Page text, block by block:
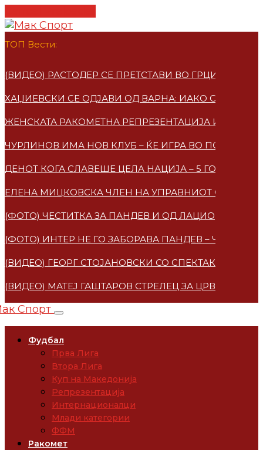
ТОП Вести:
(ВИДЕО) РАСТОДЕР СЕ ПРЕТСТАВИ ВО ГРЦИЈА –
ХАЏИЕВСКИ СЕ ОДЈАВИ ОД ВАРНА: ИАКО СУМ
ЖЕНСКАТА РАКОМЕТНА РЕПРЕЗЕНТАЦИЈА ИМАА
ЧУРЛИНОВ ИМА НОВ КЛУБ – ЌЕ ИГРА ВО ПОЛСКА
ДЕНОТ КОГА СЛАВЕШЕ ЦЕЛА НАЦИЈА – 5 ГОДИНИ
ЕЛЕНА МИЦКОВСКA ЧЛЕН НА УПРАВНИОТ ОДБОР
(ФОТО) ЧЕСТИТКА ЗА ПАНДЕВ И ОД ЛАЦИО
(ФОТО) ИНТЕР НЕ ГО ЗАБОРАВА ПАНДЕВ –
(ВИДЕО) ГЕОРГ СТОЈАНОВСКИ СО СПЕКТАКУЛАРЕН
(ВИДЕО) МАТЕЈ ГАШТАРОВ СТРЕЛЕЦ ЗА ЦРВЕНА
Фудбал
Прва Лига
Втора Лига
Куп на Македонија
Репрезентација
Интернационалци
Млади категории
ФФМ
Ракомет